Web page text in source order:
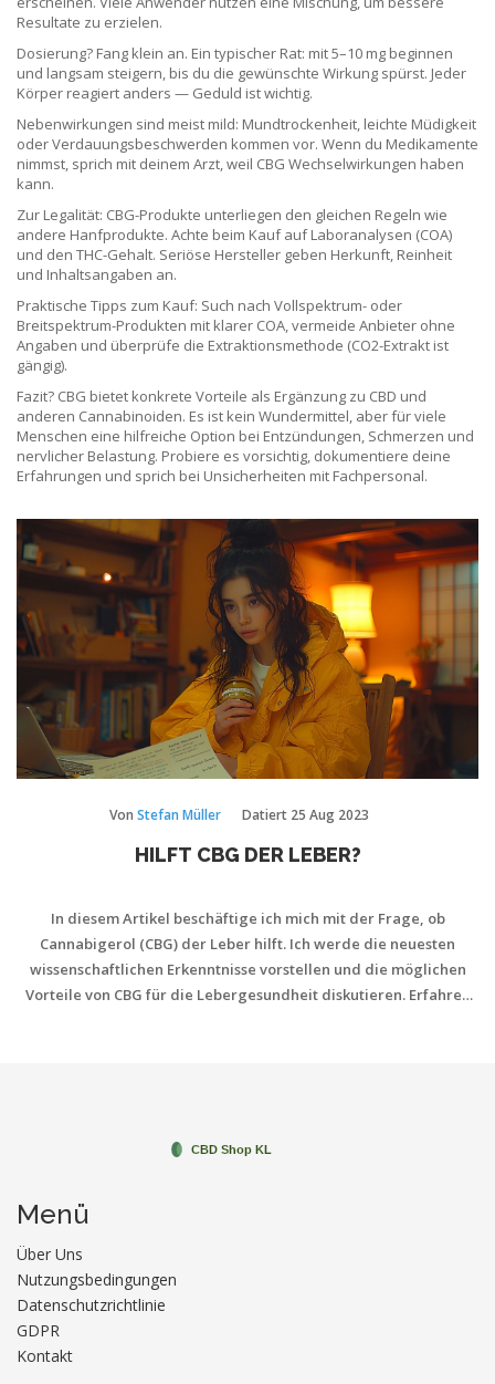
Resultate zu erzielen.
Dosierung? Fang klein an. Ein typischer Rat: mit 5–10 mg beginnen
und langsam steigern, bis du die gewünschte Wirkung spürst. Jeder
Körper reagiert anders — Geduld ist wichtig.
Nebenwirkungen sind meist mild: Mundtrockenheit, leichte Müdigkeit
oder Verdauungsbeschwerden kommen vor. Wenn du Medikamente
nimmst, sprich mit deinem Arzt, weil CBG Wechselwirkungen haben
kann.
Zur Legalität: CBG-Produkte unterliegen den gleichen Regeln wie
andere Hanfprodukte. Achte beim Kauf auf Laboranalysen (COA)
und den THC-Gehalt. Seriöse Hersteller geben Herkunft, Reinheit
und Inhaltsangaben an.
Praktische Tipps zum Kauf: Such nach Vollspektrum- oder
Breitspektrum-Produkten mit klarer COA, vermeide Anbieter ohne
Angaben und überprüfe die Extraktionsmethode (CO2-Extrakt ist
gängig).
Fazit? CBG bietet konkrete Vorteile als Ergänzung zu CBD und
anderen Cannabinoiden. Es ist kein Wundermittel, aber für viele
Menschen eine hilfreiche Option bei Entzündungen, Schmerzen und
nervlicher Belastung. Probiere es vorsichtig, dokumentiere deine
Erfahrungen und sprich bei Unsicherheiten mit Fachpersonal.
Von Stefan Müller Datiert 25 Aug 2023
HILFT CBG DER LEBER?
In diesem Artikel beschäftige ich mich mit der Frage, ob
Cannabigerol (CBG) der Leber hilft. Ich werde die neuesten
wissenschaftlichen Erkenntnisse vorstellen und die möglichen
Vorteile von CBG für die Lebergesundheit diskutieren. Erfahren
Menü
Über Uns
Nutzungsbedingungen
Datenschutzrichtlinie
GDPR
Kontakt